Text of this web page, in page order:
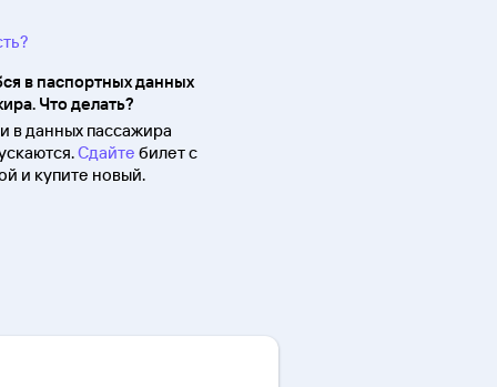
в паспортных данных
Что делать?
в данных пассажира
Сдайте билет с
и купите новый.